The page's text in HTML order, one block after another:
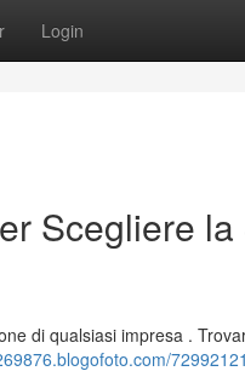
Login
Scegliere
di qualsiasi impresa .